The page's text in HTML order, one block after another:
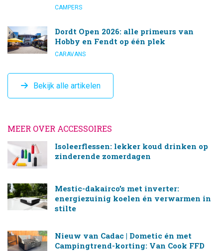
CAMPERS
Dordt Open 2026: alle primeurs van
Hobby en Fendt op één plek
CARAVANS
Bekijk alle artikelen
MEER OVER ACCESSOIRES
Isoleerflessen: lekker koud drinken op
zinderende zomerdagen
Mestic-dakairco’s met inverter:
energiezuinig koelen én verwarmen in
stilte
Nieuw van Cadac | Dometic én met
Campingtrend-korting: Van Cook FFD